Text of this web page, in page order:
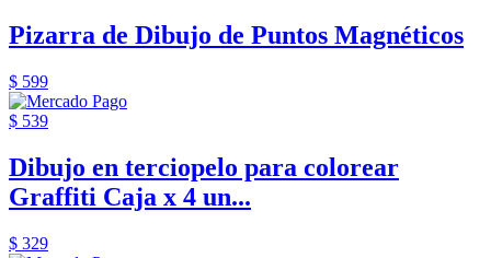
Pizarra de Dibujo de Puntos Magnéticos
$ 599
$ 539
Dibujo en terciopelo para colorear
Graffiti Caja x 4 un...
$ 329